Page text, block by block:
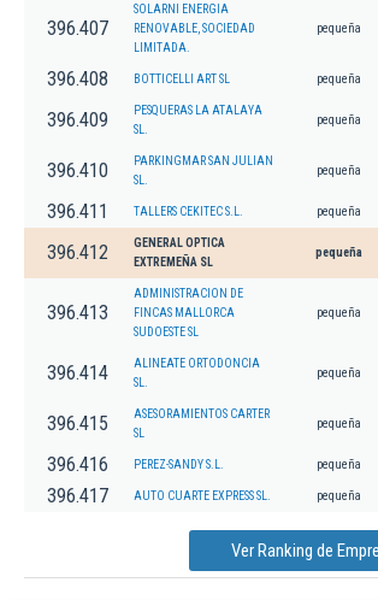
396.407
SOLARNI ENERGIA
RENOVABLE, SOCIEDAD
LIMITADA.
pequeña
396.408 BOTTICELLI ART SL pequeña
396.409
PESQUERAS LA ATALAYA
SL.
pequeña
396.410
PARKINGMAR SAN JULIAN
SL.
pequeña
396.411 TALLERS CEKITEC S.L. pequeña
396.412
GENERAL OPTICA
EXTREMEÑA SL
pequeña
396.413
ADMINISTRACION DE
FINCAS MALLORCA
SUDOESTE SL
pequeña
396.414
ALINEATE ORTODONCIA
SL.
pequeña
396.415
ASESORAMIENTOS CARTER
SL
pequeña
396.416 PEREZ-SANDY S.L. pequeña
396.417 AUTO CUARTE EXPRESS SL. pequeña
Ver Ranking de